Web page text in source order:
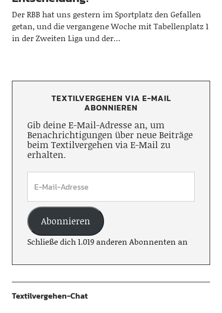
Der RBB hat uns gestern im Sportplatz den Gefallen
getan, und die vergangene Woche mit Tabellenplatz 1
in der Zweiten Liga und der…
TEXTILVERGEHEN VIA E-MAIL
ABONNIEREN
Gib deine E-Mail-Adresse an, um
Benachrichtigungen über neue Beiträge
beim Textilvergehen via E-Mail zu
erhalten.
Abonnieren
Schließe dich 1.019 anderen Abonnenten an
Textilvergehen-Chat